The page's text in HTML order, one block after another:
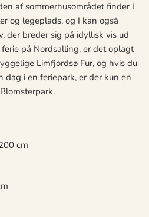
af sommerhusområdet finder I
og legeplads, og I kan også
der breder sig på idyllisk vis ud
på Nordsalling, er det oplagt
Limfjordsø Fur, og hvis du
dag i en feriepark, er der kun en
cm